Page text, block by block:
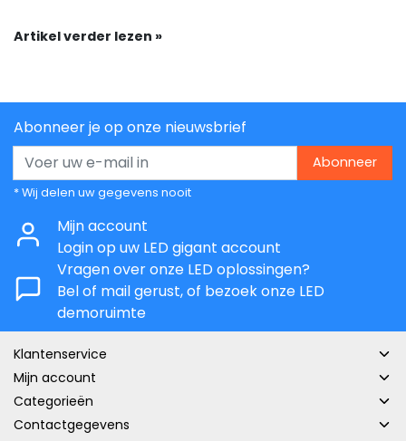
Artikel verder lezen »
Abonneer je op onze nieuwsbrief
Abonneer
* Wij delen uw gegevens nooit
Mijn account
Login op uw LED gigant account
Vragen over onze LED oplossingen?
Bel of mail gerust, of bezoek onze LED
demoruimte
Klantenservice
Mijn account
Categorieën
Contactgegevens